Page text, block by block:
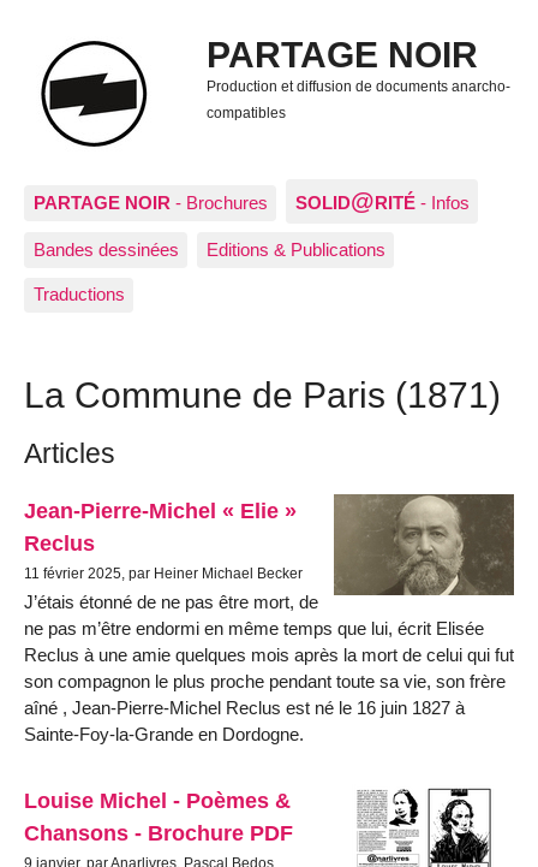
PARTAGE NOIR
Production et diffusion de documents anarcho-
compatibles
PARTAGE NOIR - Brochures SOLID@RITÉ - Infos
Bandes dessinées Editions & Publications
Traductions
La Commune de Paris (1871)
Articles
Jean-Pierre-Michel « Elie »
Reclus
11 février 2025, par Heiner Michael Becker
J’étais étonné de ne pas être mort, de
ne pas m’être endormi en même temps que lui, écrit Elisée
Reclus à une amie quelques mois après la mort de celui qui fut
son compagnon le plus proche pendant toute sa vie, son frère
aîné , Jean-Pierre-Michel Reclus est né le 16 juin 1827 à
Sainte-Foy-la-Grande en Dordogne.
Louise Michel - Poèmes &
Chansons - Brochure PDF